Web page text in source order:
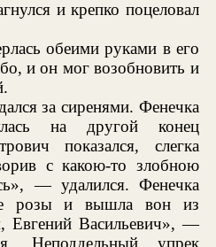
и крепко поцеловал
обеими руками в его
и он мог возобновить и
за сиренями. Фенечка
на другой конец
показался, слегка
с какою-то злобною
— удалился. Фенечка
розы и вышла вон из
Евгений Васильевич», —
Неподдельный упрек